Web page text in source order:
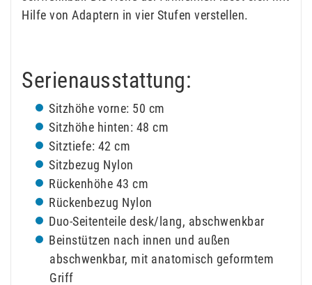
Hilfe von Adaptern in vier Stufen verstellen.
Serienausstattung:
Sitzhöhe vorne: 50 cm
Sitzhöhe hinten: 48 cm
Sitztiefe: 42 cm
Sitzbezug Nylon
Rückenhöhe 43 cm
Rückenbezug Nylon
Duo-Seitenteile desk/lang, abschwenkbar
Beinstützen nach innen und außen
abschwenkbar, mit anatomisch geformtem
Griff